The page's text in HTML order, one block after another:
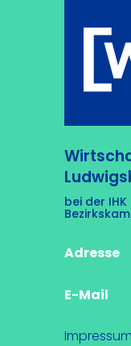
bei der
Adresse
E-Mail
Impressum